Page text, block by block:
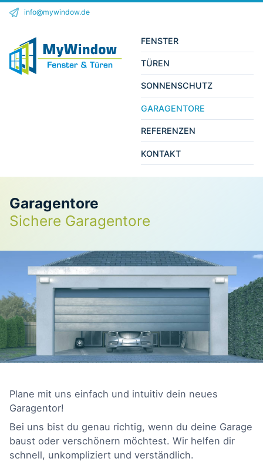
info@mywindow.de
FENSTER
TÜREN
SONNENSCHUTZ
GARAGENTORE
REFERENZEN
KONTAKT
Garagentore
Sichere Garagentore
Plane mit uns einfach und intuitiv dein neues
Garagentor!
Bei uns bist du genau richtig, wenn du deine Garage
baust oder verschönern möchtest. Wir helfen dir
schnell, unkompliziert und verständlich.